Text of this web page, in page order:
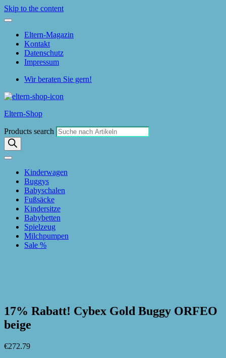
Skip to the content
Eltern-Magazin
Kontakt
Datenschutz
Impressum
Wir beraten Sie gern!
Eltern-Shop
Products search
Kinderwagen
Buggys
Babyschalen
Fußsäcke
Kindersitze
Babybetten
Spielzeug
Milchpumpen
Sale %
17% Rabatt! Cybex Gold Buggy ORFEO
beige
€272.79